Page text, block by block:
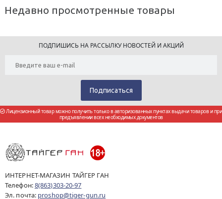
Недавно просмотренные товары
ПОДПИШИСЬ НА РАССЫЛКУ НОВОСТЕЙ И АКЦИЙ
Лицензионный товар можно получить только в авторизованных пунктах выдачи товаров и при
предъявлении всех необходимых документов
ИНТЕРНЕТ-МАГАЗИН ТАЙГЕР ГАН
Телефон:8(863)303-20-97
Эл. почта: proshop@tiger-gun.ru